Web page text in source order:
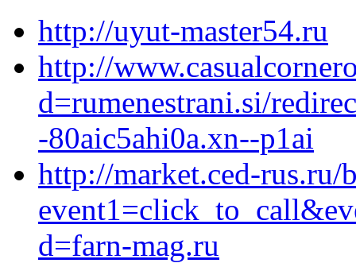
http://uyut-master54.ru
http://
d=rumenestrani.si/
-80aic5ahi0a.xn--p1ai
http://market.ced-
d=farn-mag.ru